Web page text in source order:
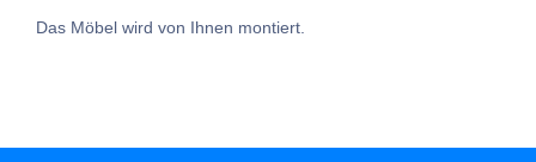
Das Möbel wird von Ihnen montiert.